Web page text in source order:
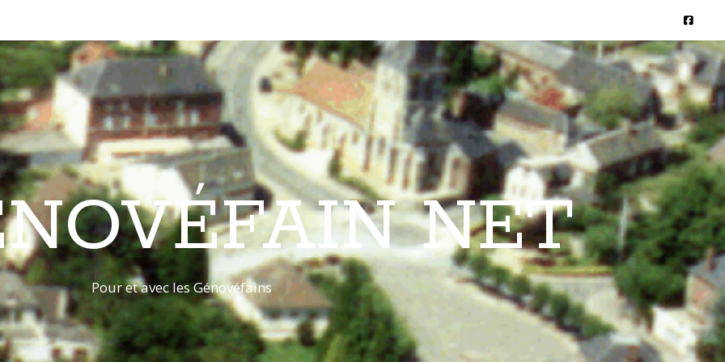
NET
Pour et avec les Génovéfains